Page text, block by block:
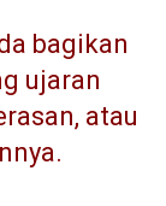
bagikan
ujaran
atau